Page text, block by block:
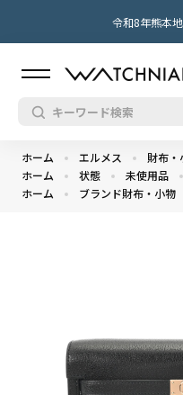
令和8年熊本
ホーム エルメス 財布・
ホーム
状態 未使用品
ホーム
ブランド財布・小物